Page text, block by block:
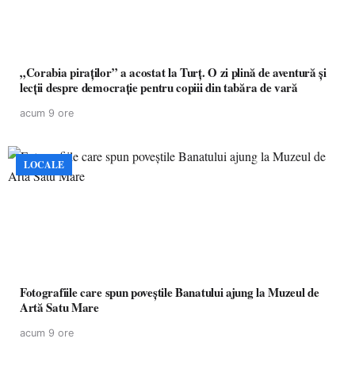
„Corabia piraților” a acostat la Turț. O zi plină de aventură și
lecții despre democrație pentru copiii din tabăra de vară
acum 9 ore
LOCALE
Fotografiile care spun poveștile Banatului ajung la Muzeul de
Artă Satu Mare
acum 9 ore